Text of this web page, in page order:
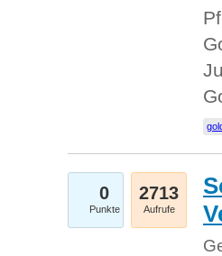
0
Punkte
2713
Aufrufe